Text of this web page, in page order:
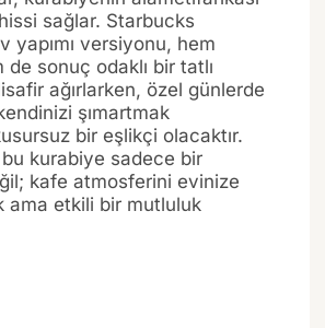
sağlar. Starbucks
yapımı versiyonu, hem
sonuç odaklı bir tatlı
ağırlarken, özel günlerde
şımartmak
bir eşlikçi olacaktır.
kurabiye sadece bir
kafe atmosferini evinize
ama etkili bir mutluluk